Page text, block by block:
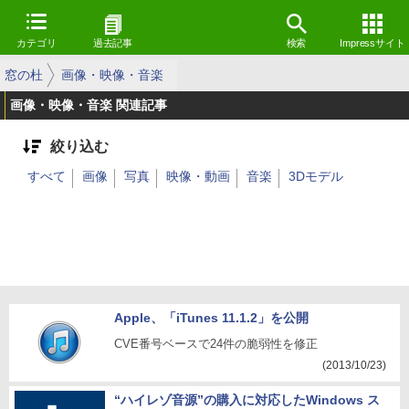
カテゴリ 過去記事 検索 Impressサイト
窓の杜 画像・映像・音楽
画像・映像・音楽 関連記事
絞り込む
すべて 画像 写真 映像・動画 音楽 3Dモデル
Apple、「iTunes 11.1.2」を公開
CVE番号ベースで24件の脆弱性を修正
(2013/10/23)
“ハイレゾ音源”の購入に対応したWindows ス